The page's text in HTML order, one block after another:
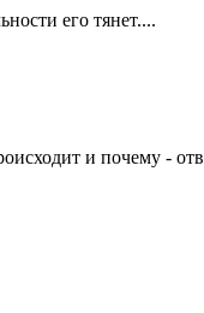
его тянет....
и почему -